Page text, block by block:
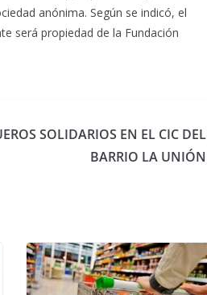
anónima. Según se indicó, el
será propiedad de la Fundación
SOLIDARIOS EN EL CIC DEL
BARRIO LA UNIÓN